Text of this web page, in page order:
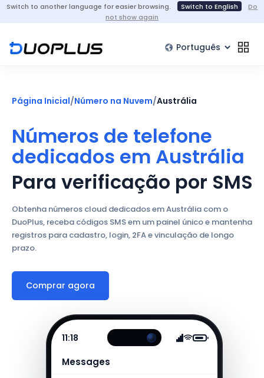
Switch to another language for easier browsing. Switch to English
Do
not show again
Página Inicial/Número na Nuvem/Austrália
Números de telefone
dedicados em Austrália
Para verificação por SMS
Obtenha números cloud dedicados em Austrália com o
DuoPlus, receba códigos SMS em um painel único e mantenha
registros para cadastro, login, 2FA e vinculação de longo
prazo.
Comprar agora
11:18
Messages